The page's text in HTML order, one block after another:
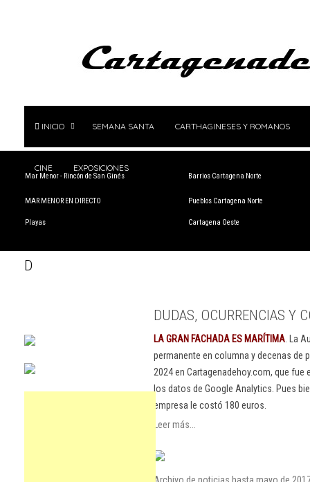
INICIO SEMANA SANTA CARTHAGINESES Y ROMANOS
CINE EXPOSICIONES
Mar Menor - Rincón de San Ginés
MAR MENOR EN DIRECTO
Playas
Barrios Cartagena Norte
Pueblos Cartagena Norte
Cartagena Oeste
D
DUDAS, OCURRENCIAS Y
LA GRAN FACHADA ES MARÍTIMA . La
permanente en columna y decenas
2024 en Cartagenadehoy.com, que
los datos de Google Analytics. Pues
empresa le costó 180 euros.
Leer más...